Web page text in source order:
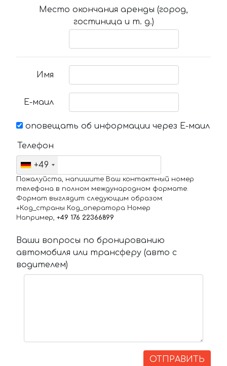
Место окончания аренды (город,
гостиница и т. д.)
Имя
Е-маил
оповещать об информации через Е-маил
Телефон
+49
Пожалуйста, напишите Ваш контактный номер
телефона в полном международном формате.
Формат выглядит следующим образом:
+Код_страны Код_оператора Номер
Например, +49 176 22366899
Ваши вопросы по бронированию
автомобиля или трансферу (авто с
водителем)
ОТПРАВИТЬ